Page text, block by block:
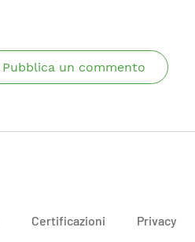
Pubblica un commento
Certificazioni Privacy